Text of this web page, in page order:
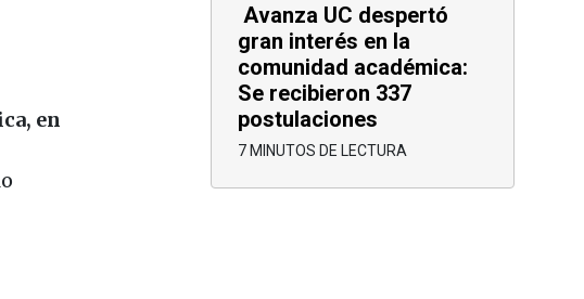
en
Avanza UC despertó
gran interés en la
comunidad académica:
Se recibieron 337
postulaciones
7 MINUTOS DE LECTURA